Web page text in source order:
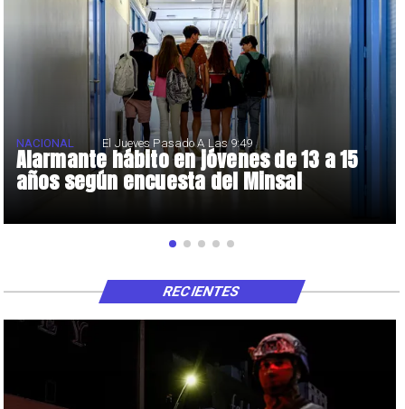
Alarmante hábito en jóvenes de 13 a 15
años según encuesta del Minsal
NACIONAL El Jueves Pasado A Las 9:49
RECIENTES